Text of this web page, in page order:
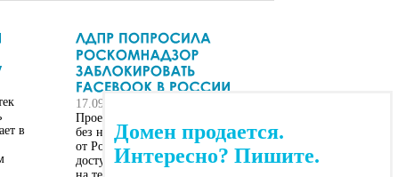
в
17.09.2013
Проект партии ЛДПР «Интернет
без наркотиков» потребовал
от Роскомнадзора заблокировать
доступ к социальной сети Facebook
Домен продается.
Интересно? Пишите.